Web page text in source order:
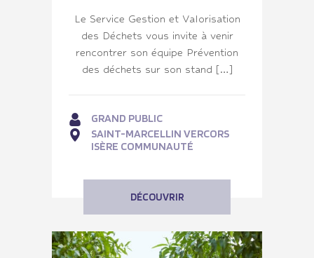
Le Service Gestion et Valorisation
des Déchets vous invite à venir
rencontrer son équipe Prévention
des déchets sur son stand […]
GRAND PUBLIC
SAINT-MARCELLIN VERCORS
ISÈRE COMMUNAUTÉ
DÉCOUVRIR